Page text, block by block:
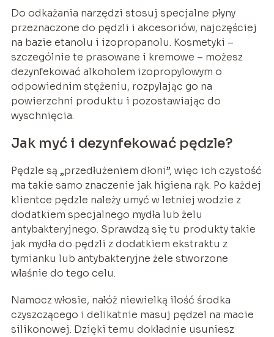
Do odkażania narzędzi stosuj specjalne płyny
przeznaczone do pędzli i akcesoriów, najczęściej
na bazie etanolu i izopropanolu. Kosmetyki –
szczególnie te prasowane i kremowe – możesz
dezynfekować alkoholem izopropylowym o
odpowiednim stężeniu, rozpylając go na
powierzchni produktu i pozostawiając do
wyschnięcia.
Jak myć i dezynfekować pędzle?
Pędzle są „przedłużeniem dłoni”, więc ich czystość
ma takie samo znaczenie jak higiena rąk. Po każdej
klientce pędzle należy umyć w letniej wodzie z
dodatkiem specjalnego mydła lub żelu
antybakteryjnego. Sprawdzą się tu produkty takie
jak mydła do pędzli z dodatkiem ekstraktu z
tymianku lub antybakteryjne żele stworzone
właśnie do tego celu.
Namocz włosie, nałóż niewielką ilość środka
czyszczącego i delikatnie masuj pędzel na macie
silikonowej. Dzięki temu dokładnie usuniesz